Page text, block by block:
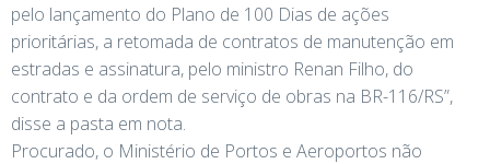
pelo lançamento do Plano de 100 Dias de ações
prioritárias, a retomada de contratos de manutenção em
estradas e assinatura, pelo ministro Renan Filho, do
contrato e da ordem de serviço de obras na BR-116/RS”,
disse a pasta em nota.
Procurado, o Ministério de Portos e Aeroportos não